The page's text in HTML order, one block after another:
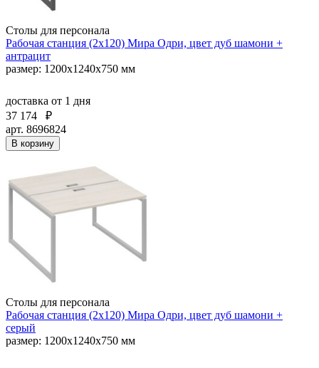
Столы для персонала
Рабочая станция (2х120) Мира Одри, цвет дуб шамони +
антрацит
размер: 1200x1240x750 мм
доставка от 1 дня
37 174
₽
арт. 8696824
В корзину
Столы для персонала
Рабочая станция (2х120) Мира Одри, цвет дуб шамони +
серый
размер: 1200x1240x750 мм